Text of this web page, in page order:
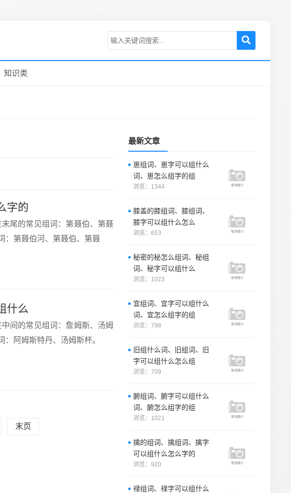
知识类
字的
的常见组词：第聂伯、第聂
第聂伯河、第聂伯、第聂
什么
的常见组词：詹姆斯、汤姆
阿姆斯特丹、汤姆斯杯。
末页
最新文章
崽组词、崽字可以组什么
词、崽怎么组字的组
浏览：1344
膝盖的膝组词、膝组词、
膝字可以组什么怎么
浏览：653
秘密的秘怎么组词、秘组
词、秘字可以组什么
浏览：1023
宜组词、宜字可以组什么
词、宜怎么组字的组
浏览：798
旧组什么词、旧组词、旧
字可以组什么怎么组
浏览：709
腑组词、腑字可以组什么
词、腑怎么组字的组
浏览：1021
擒的组词、擒组词、擒字
可以组什么怎么字的
浏览：920
禄组词、禄字可以组什么